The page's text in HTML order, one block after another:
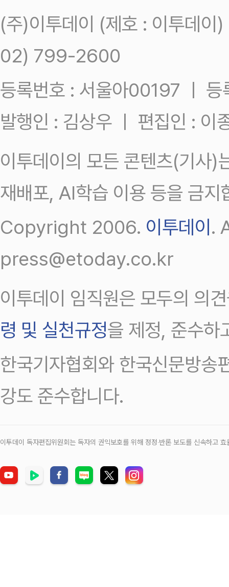
(주)이투데이 (제호 : 이투데
02) 799-2600
등록번호 : 서울아00197 ㅣ
발행인 : 김상우 ㅣ 편집인 : 이
이투데이의 모든 콘텐츠(기사)
재배포, AI학습 이용 등을 금지
Copyright 2006. 이투데이.
press@etoday.co.kr
이투데이 임직원은 모두의 의
령 및 실천규정을 제정, 준수하
한국기자협회와 한국신문방송
강도 준수합니다.
이투데이 독자편집위원회는 독자의 권익보호를 위해 정정‧반론 보도를 신속하고